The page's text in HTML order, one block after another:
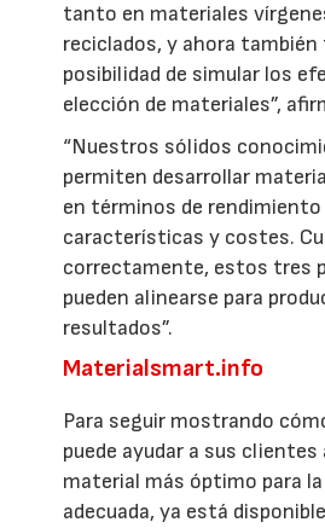
tanto en materiales
reciclados, y ahora también
posibilidad de simular los
elección de materiales”,
“Nuestros sólidos
permiten desarrollar
en términos de
características y costes.
correctamente, estos tres
pueden alinearse para
resultados”.
Materialsmart.info
Para seguir mostrando
puede ayudar a sus clientes
material más óptimo para
adecuada, ya está